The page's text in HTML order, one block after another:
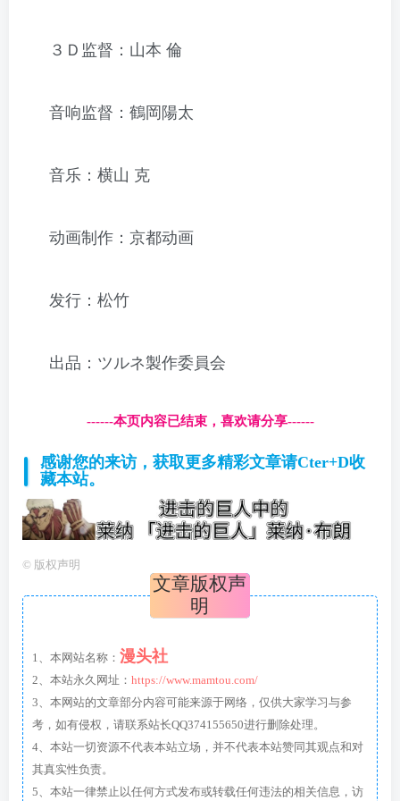
３Ｄ监督：山本 倫
音响监督：鶴岡陽太
音乐：横山 克
动画制作：京都动画
发行：松竹
出品：ツルネ製作委員会
------本页内容已结束，喜欢请分享------
感谢您的来访，获取更多精彩文章请Cter+D收
藏本站。
© 版权声明
文章版权声
明
1、本网站名称： 漫头社
2、本站永久网址： https://www.mamtou.com/
3、本网站的文章部分内容可能来源于网络，仅供大家学习与参
考，如有侵权，请联系站长QQ374155650进行删除处理。
4、本站一切资源不代表本站立场，并不代表本站赞同其观点和对
其真实性负责。
5、本站一律禁止以任何方式发布或转载任何违法的相关信息，访